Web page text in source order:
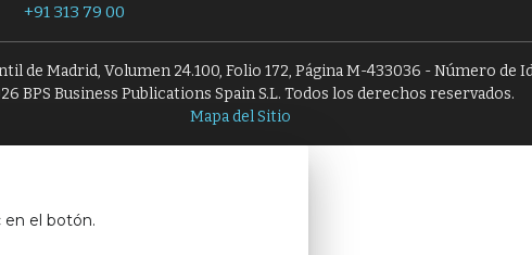
+91 313 79 00
de Madrid, Volumen 24.100, Folio 172, Página M-433036 - Número de
BPS Business Publications Spain S.L. Todos los derechos reservados.
Mapa del Sitio
en el botón.